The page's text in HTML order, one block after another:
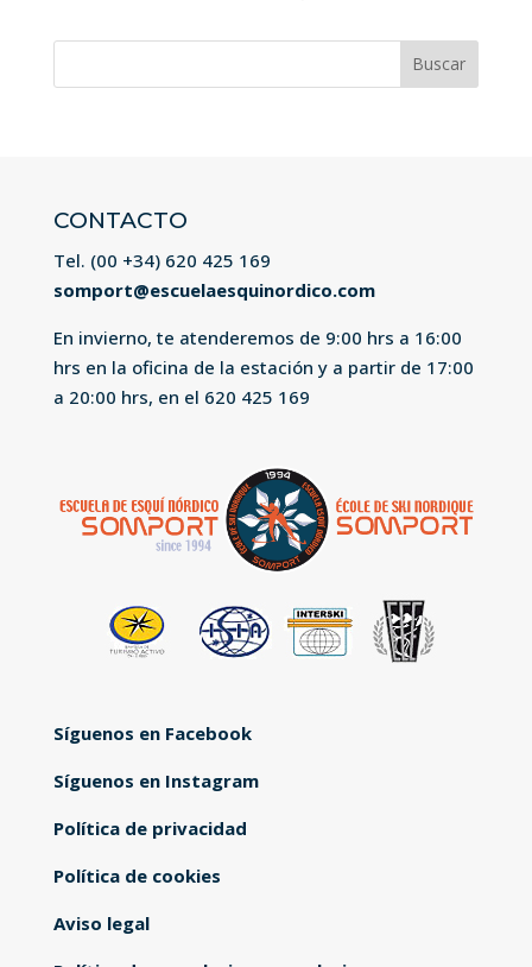
Buscar:
CONTACTO
Tel. (00 +34) 620 425 169
somport@escuelaesquinordico.com
En invierno, te atenderemos de 9:00 hrs a 16:00
hrs en la oficina de la estación y a partir de 17:00
a 20:00 hrs, en el 620 425 169
Síguenos en Facebook
Síguenos en Instagram
Política de privacidad
Política de cookies
Aviso legal